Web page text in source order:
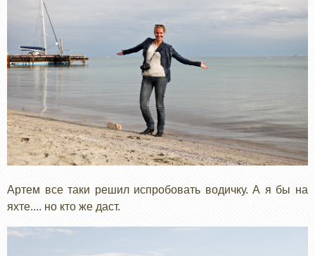
Артем все таки решил испробовать водичку. А я бы на
яхте.... но кто же даст.